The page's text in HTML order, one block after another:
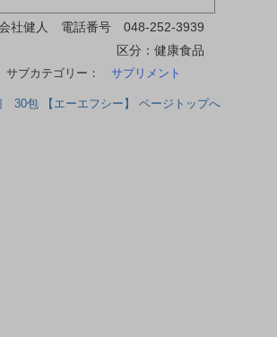
会社健人 電話番号 048-252-3939
区分：健康食品
サブカテゴリー： サプリメント
30包 【エーエフシー】 ページトップへ